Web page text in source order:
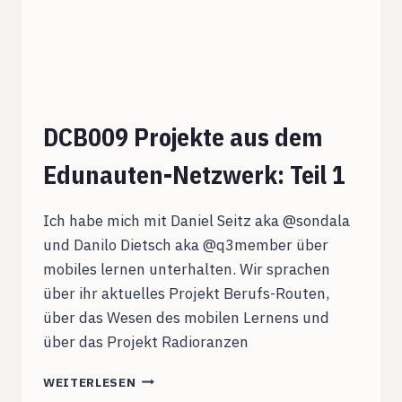
DCB009 Projekte aus dem
Edunauten-Netzwerk: Teil 1
Ich habe mich mit Daniel Seitz aka @sondala
und Danilo Dietsch aka @q3member über
mobiles lernen unterhalten. Wir sprachen
über ihr aktuelles Projekt Berufs-Routen,
über das Wesen des mobilen Lernens und
über das Projekt Radioranzen
WEITERLESEN DCB009